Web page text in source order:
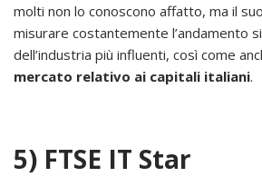
molti non lo conoscono affatto, ma il
misurare costantemente l’andamento
dell’industria più influenti, così come
mercato relativo ai capitali italiani.
5) FTSE IT Star